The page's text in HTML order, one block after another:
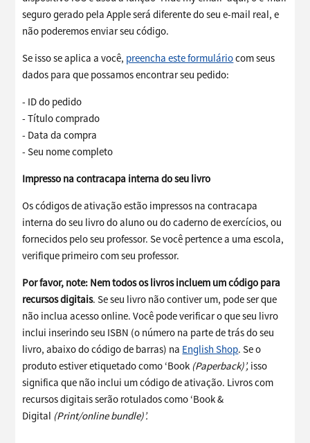
seguro gerado pela Apple será diferente do seu e-mail real, e
não poderemos enviar seu código.
Se isso se aplica a você, preencha este formuláriocom seus
dados para que possamos encontrar seu pedido:
- ID do pedido
- Título comprado
- Data da compra
- Seu nome completo
Impresso na contracapa interna do seu livro
Os códigos de ativação estão impressos na contracapa
interna do seu livro do aluno ou do caderno de exercícios, ou
fornecidos pelo seu professor. Se você pertence a uma escola,
verifique primeiro com seu professor.
Por favor, note: Nem todos os livros incluem um código para
recursos digitais. Se seu livro não contiver um, pode ser que
não inclua acesso online. Você pode verificar o que seu livro
inclui inserindo seu ISBN (o número na parte de trás do seu
livro, abaixo do código de barras) na English Shop. Se o
produto estiver etiquetado como ‘Book (Paperback)’, isso
significa que não inclui um código de ativação. Livros com
recursos digitais serão rotulados como ‘Book &
Digital (Print/online bundle)’.